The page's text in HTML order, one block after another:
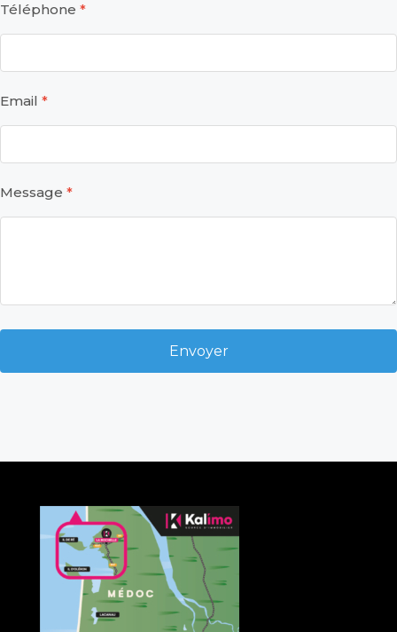
Téléphone
Email
Message
Envoyer